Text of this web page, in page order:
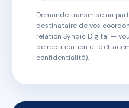
Demande transmise au
destinataire de vos
relation Syndic Digital —
de rectification et
confidentialité).